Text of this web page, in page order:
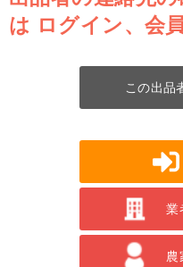
は ログイン、会
この出品
業
農